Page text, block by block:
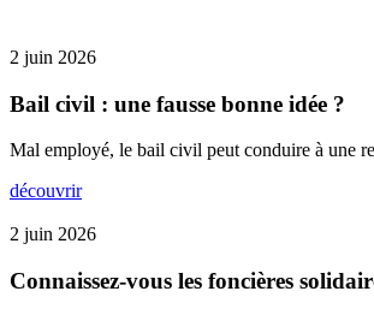
2 juin 2026
Bail civil : une fausse bonne idée ?
Mal employé, le bail civil peut conduire à une
découvrir
2 juin 2026
Connaissez-vous les foncières